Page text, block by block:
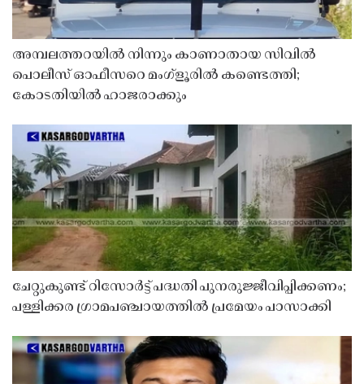
അമ്പലത്തറയിൽ നിന്നും കാണാതായ സിവിൽ
പൊലീസ് ഓഫീസറെ മംഗ്ളൂരിൽ കണ്ടെത്തി;
കോടതിയിൽ ഹാജരാക്കും
ചേറ്റുകുണ്ട് റിസോർട്ട് പദ്ധതി പുനരുജ്ജീവിപ്പിക്കണം;
പള്ളിക്കര ഗ്രാമപഞ്ചായത്തിൽ പ്രമേയം പാസാക്കി